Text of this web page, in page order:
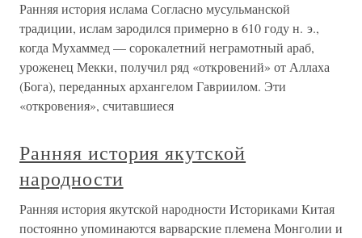
Ранняя история ислама Согласно мусульманской
традиции, ислам зародился примерно в 610 году н. э.,
когда Мухаммед — сорокалетний неграмотный араб,
уроженец Мекки, получил ряд «откровений» от Аллаха
(Бога), переданных архангелом Гавриилом. Эти
«откровения», считавшиеся
Ранняя история якутской
народности
Ранняя история якутской народности Историками Китая
постоянно упоминаются варварские племена Монголии и